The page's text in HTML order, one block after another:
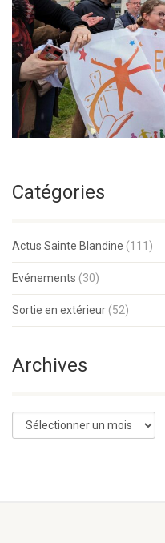
Catégories
Actus Sainte Blandine (111)
Evénements (30)
Sortie en extérieur (52)
Archives